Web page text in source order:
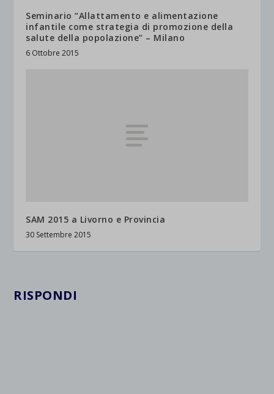
Seminario “Allattamento e alimentazione
infantile come strategia di promozione della
salute della popolazione” – Milano
6 Ottobre 2015
SAM 2015 a Livorno e Provincia
30 Settembre 2015
RISPONDI